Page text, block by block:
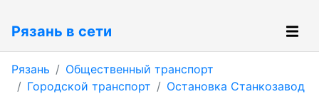
Рязань в сети
Рязань
Общественный транспорт
Городской транспорт
Остановка Станкозавод